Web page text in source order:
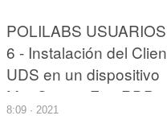
POLILABS
6 - Instalación del
UDS en un dispositivo
MacOs con FreeRDP
8:09 · 2021